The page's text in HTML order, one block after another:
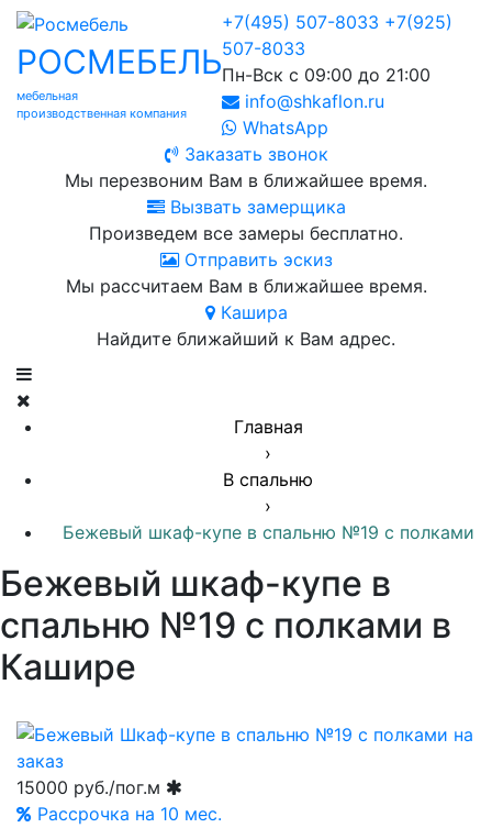
РОСМЕБЕЛЬ
мебельная
производственная компания
+7(495) 507-8033 +7(925)
507-8033
Пн-Вск с 09:00 до 21:00
info@shkaflon.ru
WhatsApp
Заказать звонок
Мы перезвоним Вам в ближайшее время.
Вызвать замерщика
Произведем все замеры бесплатно.
Отправить эскиз
Мы рассчитаем Вам в ближайшее время.
Кашира
Найдите ближайший к Вам адрес.
Главная
›
В спальню
›
Бежевый шкаф-купе в спальню №19 с полками
Бежевый шкаф-купе в
спальню №19 с полками в
Кашире
15000 руб./пог.м
Рассрочка на 10 мес.